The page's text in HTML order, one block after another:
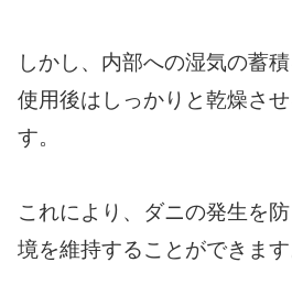
しかし、内部への湿気の蓄積
使用後はしっかりと乾燥さ
す。
これにより、ダニの発生を
境を維持することができます